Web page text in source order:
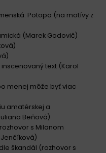
Potopa (na motívy z
(Marek Godovič)
text (Karol
menej môže byť viac
amatérskej a
Beňová)
s Milanom
škandál (rozhovor s